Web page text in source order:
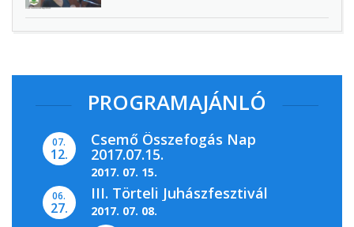
PROGRAMAJÁNLÓ
07.
12.
Csemő Összefogás Nap
2017.07.15.
2017. 07. 15.
06.
27.
III. Törteli Juhászfesztivál
2017. 07. 08.